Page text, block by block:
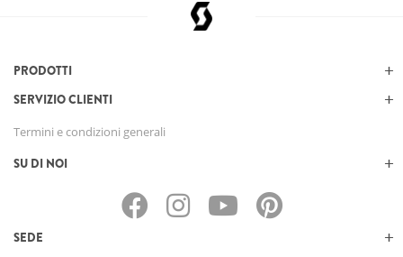
PRODOTTI
SERVIZIO CLIENTI
Termini e condizioni generali
SU DI NOI
SEDE